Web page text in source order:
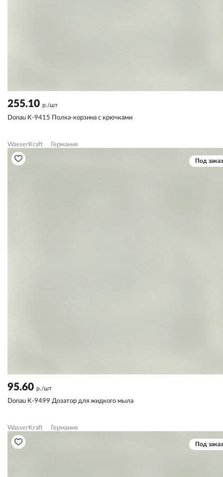
255.10 р./шт
Donau K-9415 Полка-корзина с крючками
WasserKraft Германия
Под заказ
95.60 р./шт
Donau K-9499 Дозатор для жидкого мыла
WasserKraft Германия
Под заказ